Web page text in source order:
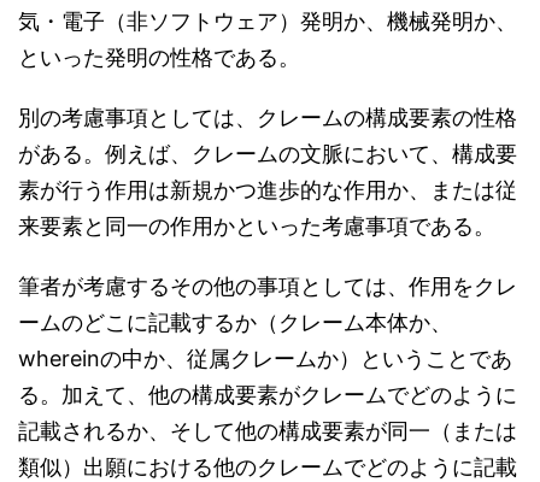
気・電子（非ソフトウェア）発明か、機械発明か、
といった発明の性格である。
別の考慮事項としては、クレームの構成要素の性格
がある。例えば、クレームの文脈において、構成要
素が行う作用は新規かつ進歩的な作用か、または従
来要素と同一の作用かといった考慮事項である。
筆者が考慮するその他の事項としては、作用をクレ
ームのどこに記載するか（クレーム本体か、
whereinの中か、従属クレームか）ということであ
る。加えて、他の構成要素がクレームでどのように
記載されるか、そして他の構成要素が同一（または
類似）出願における他のクレームでどのように記載